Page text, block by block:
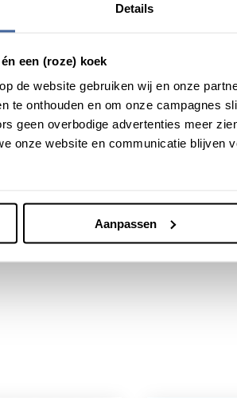
Details
een (roze) koek
de website gebruiken wij en onze
te onthouden en om onze campagnes
geen overbodige advertenties meer
onze website en communicatie blijven
Aanpassen
donors
jaren tienduizenden nieuwe
meer bloed en plasma moet
donor die tijd heeft en ook écht komt